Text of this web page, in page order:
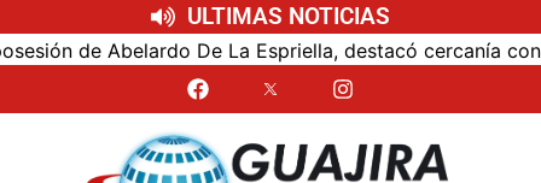
ULTIMAS NOTICIAS
Abelardo De La Espriella, destacó cercanía con el